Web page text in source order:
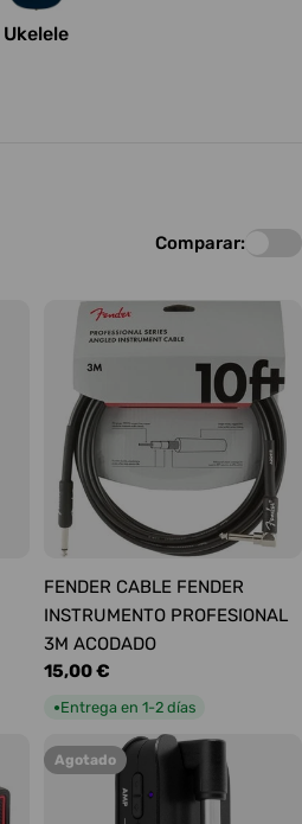
Ukelele
Comparar:
FENDER CABLE FENDER
INSTRUMENTO PROFESIONAL
3M ACODADO
Precio
habitual
15,00 €
●Entrega en 1-2 días
Agotado